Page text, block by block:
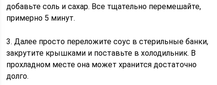
добавьте соль и сахар. Все тщательно перемешайте,
примерно 5 минут.
3. Далее просто переложите соус в стерильные банки,
закрутите крышками и поставьте в холодильник. В
прохладном месте она может хранится достаточно
долго.